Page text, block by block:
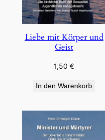
Liebe mit Körper und
Geist
1,50€
In den Warenkorb